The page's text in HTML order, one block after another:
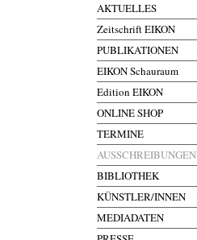
AKTUELLES
Zeitschrift EIKON
PUBLIKATIONEN
EIKON Schauraum
Edition EIKON
ONLINE SHOP
TERMINE
AUSSCHREIBUNGEN
BIBLIOTHEK
KÜNSTLER/INNEN
MEDIADATEN